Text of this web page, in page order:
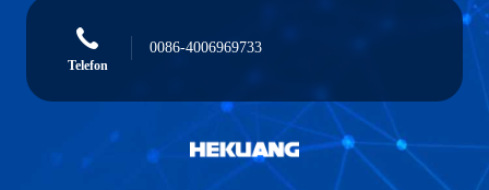
Telefon
0086-4006969733